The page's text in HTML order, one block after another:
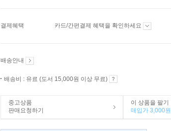
결제혜택 카드/간편결제 혜택을 확인하세요
배송안내
배송비 : 유료 (도서 15,000원 이상 무료)
중고상품
판매요청하기
이 상품을 팔기
매입가 3,000원